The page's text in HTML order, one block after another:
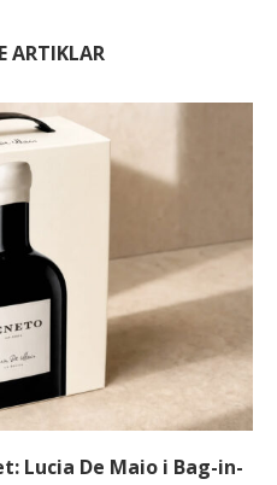
ARTIKLAR
Lucia De Maio i Bag-in-